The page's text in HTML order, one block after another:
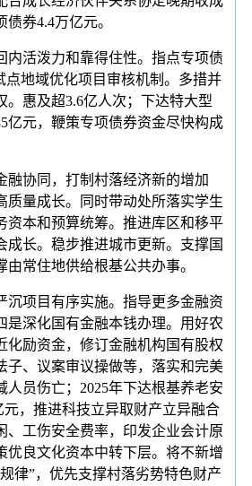
券4.4万亿元。
活泼力和靠得住性。指点专项债
点地域优化项目审核机制。多措并
。惠及超3.6亿人次；下达特大型
亿元，鞭策专项债券资金尽快构成
协同，打制村落经济新的增加
质量成长。同时带动处所落实学生
资本和预算统筹。推进库区和移平
成长。稳步推进城市更新。支撑国
由常住地供给根基公共办事。
项目有序实施。指导更多金融资
是深化国有金融本钱办理。用好农
化励资金，修订金融机构国有股权
子、议案审议操做等，落实和完美
人员伤亡；2025年下达根基养老安
元，推进科技立异取财产立异融合
、工伤安全费率，印发企业会计原
优良文化资本中转下层。将不新增
律”，优先支撑村落劣势特色财产